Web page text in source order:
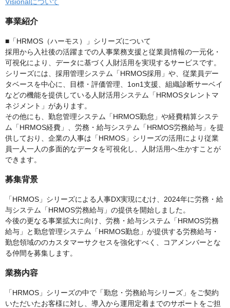
事業紹介
■「HRMOS（ハーモス）」シリーズについて
採用から入社後の活躍までの人事業務支援と従業員情報の一元化・
可視化により、データに基づく人財活用を実現するサービスです。
シリーズには、採用管理システム「HRMOS採用」や、従業員デー
タベースを中心に、目標・評価管理、1on1支援、組織診断サーベイ
などの機能を提供している人財活用システム「HRMOSタレントマ
ネジメント」があります。
その他にも、勤怠管理システム「HRMOS勤怠」や経費精算システ
ム「HRMOS経費」、労務・給与システム「HRMOS労務給与」を提
供しており、企業の人事は「HRMOS」シリーズの活用により従業
員一人一人の多面的なデータを可視化し、人財活用へ生かすことが
できます。
募集背景
「HRMOS」シリーズによる人事DX実現にむけ、2024年に労務・給
与システム「HRMOS労務給与」の提供を開始しました。
今後の更なる事業拡大に向け、労務・給与システム「HRMOS労務
給与」と勤怠管理システム「HRMOS勤怠」が提供する労務給与・
勤怠領域ののカスタマーサクセスを強化すべく、コアメンバーとな
る仲間を募集します。
業務内容
「HRMOS」シリーズの中で「勤怠・労務給与シリーズ」をご契約
いただいたお客様に対し、導入から運用定着までのサポートをご担